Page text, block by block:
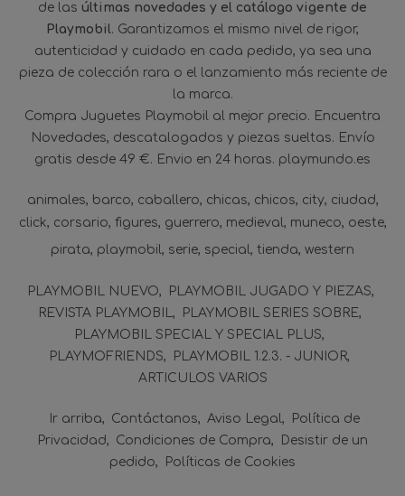
de las últimas novedades y el catálogo vigente de
Playmobil. Garantizamos el mismo nivel de rigor,
autenticidad y cuidado en cada pedido, ya sea una
pieza de colección rara o el lanzamiento más reciente de
la marca.
Compra Juguetes Playmobil al mejor precio. Encuentra
Novedades, descatalogados y piezas sueltas. Envío
gratis desde 49 €. Envio en 24 horas. playmundo.es
animales barco caballero chicas chicos city ciudad
click corsario figures guerrero medieval muneco oeste
pirata playmobil serie special tienda western
PLAYMOBIL NUEVO
PLAYMOBIL JUGADO Y PIEZAS
REVISTA PLAYMOBIL
PLAYMOBIL SERIES SOBRE
PLAYMOBIL SPECIAL Y SPECIAL PLUS
PLAYMOFRIENDS
PLAYMOBIL 1.2.3. - JUNIOR
ARTICULOS VARIOS
Ir arriba Contáctanos Aviso Legal
Política de
Privacidad
Condiciones de Compra
Desistir de un
pedido
Políticas de Cookies